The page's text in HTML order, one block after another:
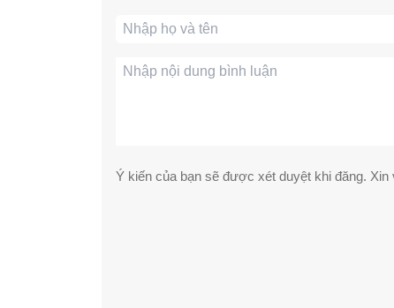
Ý kiến của bạn sẽ được xét duyệt khi đăng. Xin